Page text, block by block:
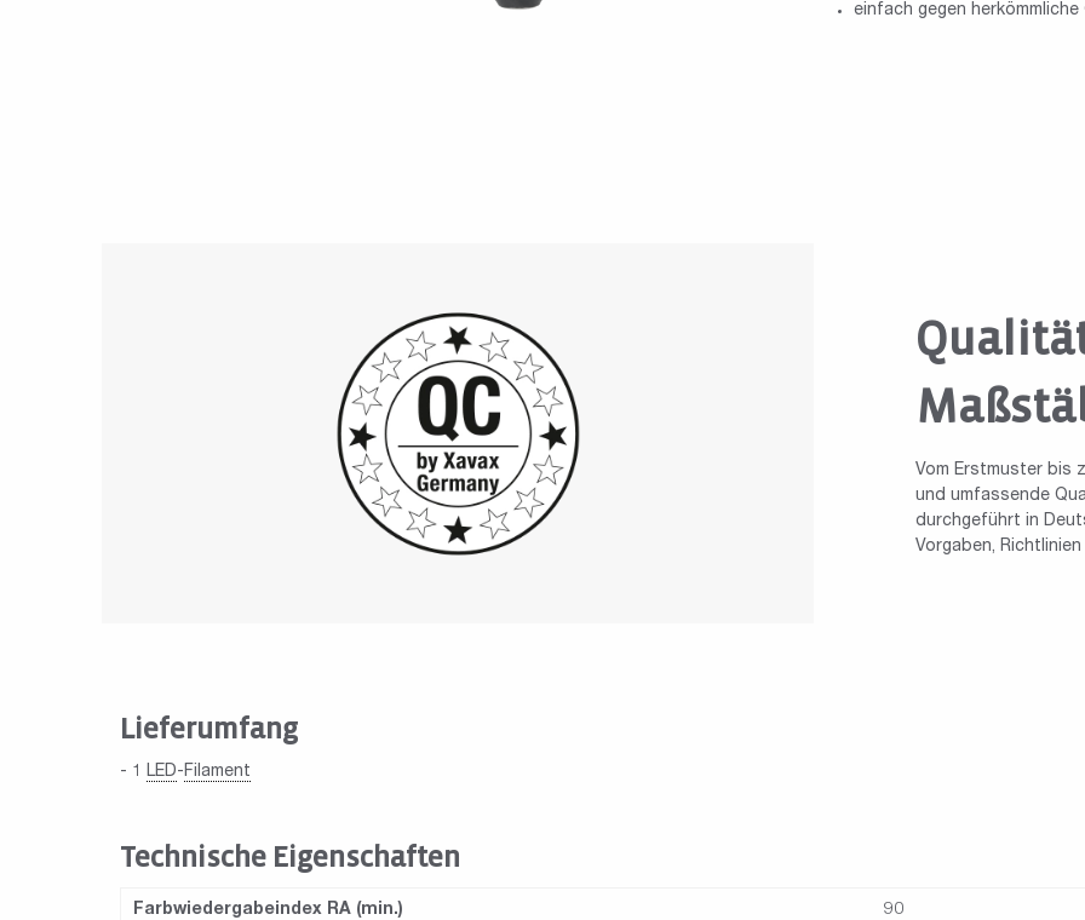
einfach gegen
Vom Erstmuster bis
und umfassende
durchgeführt in
Vorgaben,
Lieferumfang
- 1 LED- Filament
Technische Eigenschaften
Farbwiedergabeindex RA (min.) 90